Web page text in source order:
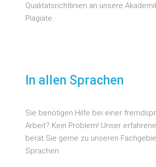
Qualitätsrichtlinien an unsere
Plagiate.
In allen Sprachen
Sie benötigen Hilfe bei einer
Arbeit? Kein Problem! Unser
berät Sie gerne zu unseren
Sprachen.